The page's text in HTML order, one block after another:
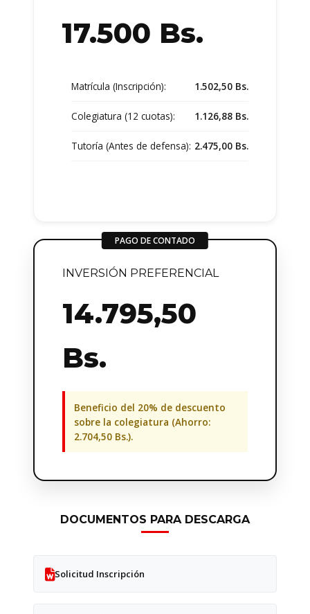
17.500 Bs.
Matrícula (Inscripción): 1.502,50 Bs.
Colegiatura (12 cuotas): 1.126,88 Bs.
Tutoría (Antes de defensa): 2.475,00 Bs.
PAGO DE CONTADO
INVERSIÓN PREFERENCIAL
14.795,50
Bs.
Beneficio del 20% de descuento
sobre la colegiatura (Ahorro:
2.704,50 Bs.).
DOCUMENTOS PARA DESCARGA
Solicitud Inscripción